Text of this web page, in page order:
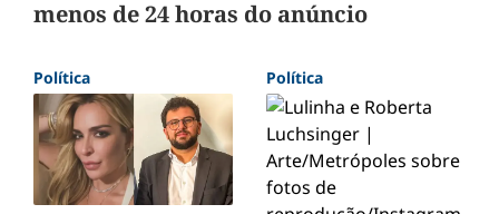
menos de 24 horas do anúncio
Política Política